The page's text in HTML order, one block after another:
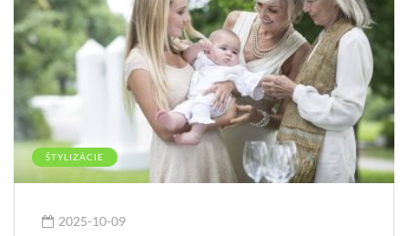
ŠTYLIZÁCIE
2025-10-09